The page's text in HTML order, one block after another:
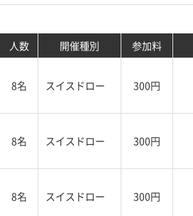
人数 開催種別 参加料
8名 スイスドロー 300円
8名 スイスドロー 300円
8名 スイスドロー 300円